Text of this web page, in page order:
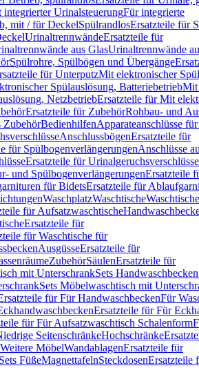
UrinalsteuerungFür integrierte
mit / für DeckelSpülrandlosErsatzteile für
UrinaltrennwändeErsatzteile für
aus GlasUrinaltrennwände
Spülrohre, Spülbögen und Übergänge
für UnterputzMit elektronischer
Spülauslösung, BatteriebetriebMit
NetzbetriebErsatzteile für Mit
Ersatzteile für ZubehörRohbau- und
ZubehörBedienhilfenApparateanschlüsse
AnschlussbögenErsatzteile für
für SpülbogenverlängerungenAnschlüsse
Ersatzteile für Urinalgeruchsverschlüsse
und SpülbogenverlängerungenErsatzteile
für BidetsErsatzteile für
WaschplatzWaschtischeWaschtische
für Aufsatzwaschtische
Ersatzteile für
für Waschtische für
AusgüsseErsatzteile für
ZubehörSäulenErsatzteile für
mit UnterschrankSets
Sets Möbelwaschtisch mit
für Für HandwaschbeckenFür
Ersatzteile für Für
für Für Aufsatzwaschtisch Schalenform
SeitenschränkeHochschränke
MöbelWandablagenErsatzteile für
Sets FüßeMagnettafelnSteckdosenErsatzteile